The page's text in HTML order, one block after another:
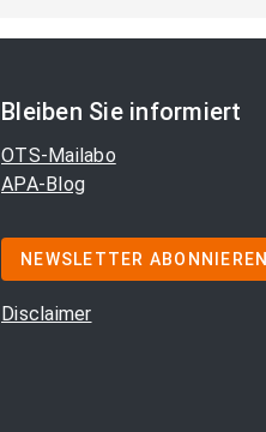
Bleiben Sie informiert
OTS-Mailabo
APA-Blog
NEWSLETTER ABONNIEREN
Disclaimer